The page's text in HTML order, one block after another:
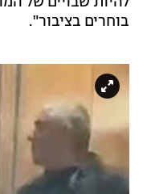
בוחרים בציבור".